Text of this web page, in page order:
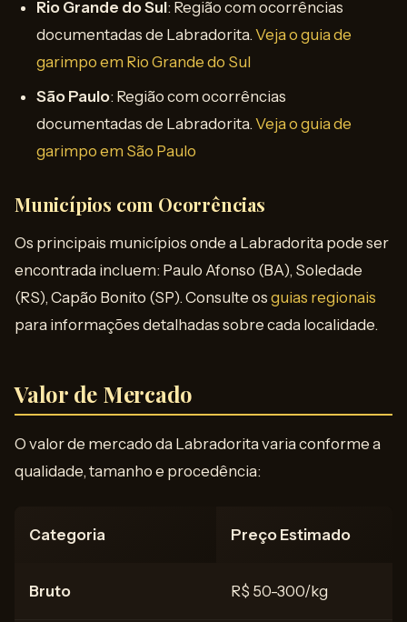
Rio Grande do Sul: Região com ocorrências
documentadas de Labradorita. Veja o guia de
garimpo em Rio Grande do Sul
São Paulo: Região com ocorrências
documentadas de Labradorita. Veja o guia de
garimpo em São Paulo
Municípios com Ocorrências
Os principais municípios onde a Labradorita pode ser
encontrada incluem: Paulo Afonso (BA), Soledade
(RS), Capão Bonito (SP). Consulte os guias regionais
para informações detalhadas sobre cada localidade.
Valor de Mercado
O valor de mercado da Labradorita varia conforme a
qualidade, tamanho e procedência:
Categoria Preço Estimado
Bruto R$ 50-300/kg